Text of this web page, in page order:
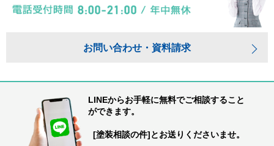
お問い合わせ・資料請求
LINEからお手軽に無料でご相談すること
ができます。
[塗装相談の件]とお送りくださいませ。